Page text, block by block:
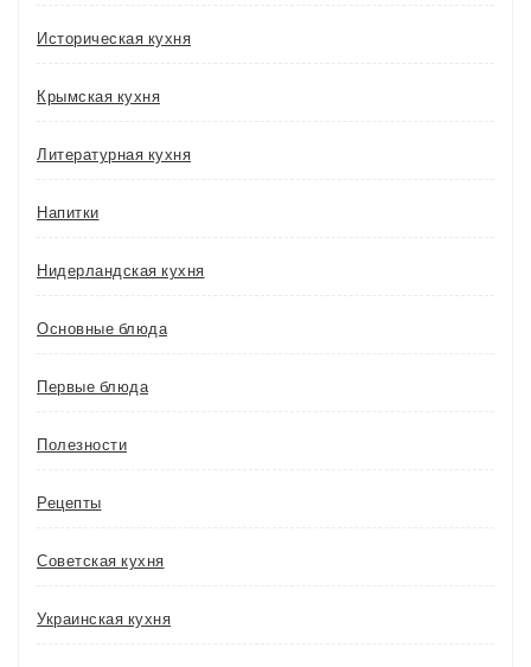
Историческая кухня
Крымская кухня
Литературная кухня
Напитки
Нидерландская кухня
Основные блюда
Первые блюда
Полезности
Рецепты
Советская кухня
Украинская кухня